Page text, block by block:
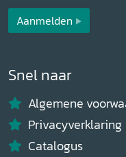
Aanmelden
Snel naar
Algemene
Privacyverklaring
Catalogus